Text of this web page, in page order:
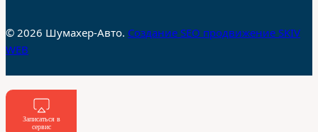
© 2026 Шумахер-Авто. Создание SEO продвижение SKIV
WEB
Записаться в
сервис